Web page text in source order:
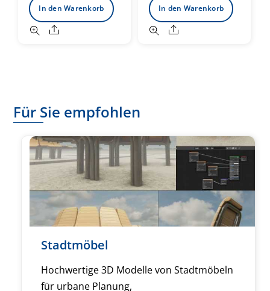
In den Warenkorb
Share
In den Warenkorb
Share
Für Sie empfohlen
Stadtmöbel
Hochwertige 3D Modelle von Stadtmöbeln
für urbane Planung,